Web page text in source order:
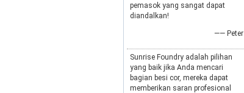
pemasok yang sangat dapat
diandalkan!
—— Peter
Sunrise Foundry adalah pilihan
yang baik jika Anda mencari
bagian besi cor, mereka dapat
memberikan saran profesional